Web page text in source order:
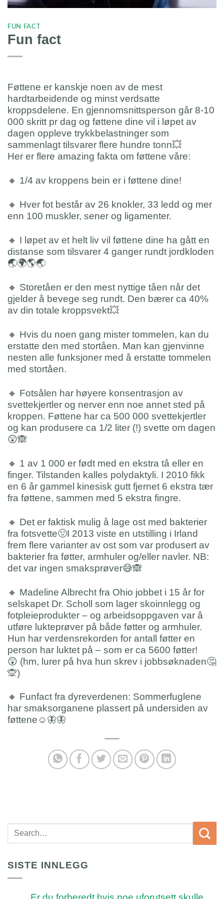
FUN FACT
Fun fact
Føttene er kanskje noen av de mest
hardtarbeidende og minst verdsatte
kroppsdelene. En gjennomsnittsperson går 8-10
000 skritt pr dag og føttene dine vil i løpet av
dagen oppleve trykkbelastninger som
sammenlagt tilsvarer flere hundre tonn💥
Her er flere amazing fakta om føttene våre:
🔸 1/4 av kroppens bein er i føttene dine!
🔸 Hver fot består av 26 knokler, 33 ledd og mer
enn 100 muskler, sener og ligamenter.
🔸 I løpet av et helt liv vil føttene dine ha gått en
distanse som tilsvarer 4 ganger rundt jordkloden
🌏🌍🌎🌏
🔸 Storetåen er den mest nyttige tåen når det
gjelder å bevege seg rundt. Den bærer ca 40%
av din totale kroppsvekt💥
🔸 Hvis du noen gang mister tommelen, kan du
erstatte den med stortåen. Man kan gjenvinne
nesten alle funksjoner med å erstatte tommelen
med stortåen.
🔸 Fotsålen har høyere konsentrasjon av
svettekjertler og nerver enn noe annet sted på
kroppen. Føttene har ca 500 000 svettekjertler
og kan produsere ca 1/2 liter (!) svette om dagen
😲🙈
🔸 1 av 1 000 er født med en ekstra tå eller en
finger. Tilstanden kalles polydaktyli. I 2010 fikk
en 6 år gammel kinesisk gutt fjernet 6 ekstra tær
fra føttene, sammen med 5 ekstra fingre.
🔸 Det er faktisk mulig å lage ost med bakterier
fra fotsvette🤢I 2013 viste en utstilling i Irland
frem flere varianter av ost som var produsert av
bakterier fra føtter, armhuler og/eller navler. NB:
det var ingen smaksprøver😅🙈
🔸 Madeline Albrecht fra Ohio jobbet i 15 år for
selskapet Dr. Scholl som lager skoinnlegg og
fotpleieprodukter – og arbeidsoppgaven var å
utføre lukteprøver på både føtter og armhuler.
Hun har verdensrekorden for antall føtter en
person har luktet på – som er ca 5600 føtter!
😲 (hm, lurer på hva hun skrev i jobbsøknaden🤔
🙊)
🔸 Funfact fra dyreverdenen: Sommerfuglene
har smaksorganene plassert på undersiden av
føttene☺️🦋🦋
SISTE INNLEGG